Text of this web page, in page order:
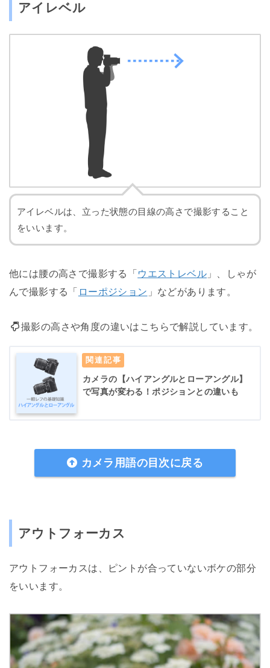
アイレベル
アイレベルは、立った状態の目線の高さで撮影すること
をいいます。
他には腰の高さで撮影する「 ウエストレベル」、しゃが
んで撮影する「 ローポジション 」などがあります。
撮影の高さや角度の違いはこちらで解説しています。
カメラの【ハイアングルとローアングル】
で写真が変わる！ポジションとの違いも
カメラ用語の目次に戻る
アウトフォーカス
アウトフォーカスは、ピントが合っていないボケの部分
をいいます。